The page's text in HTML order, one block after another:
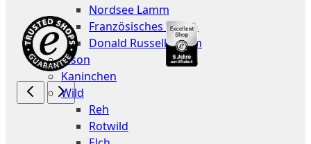
Nordsee Lamm
Französisches Lamm
Donald Russell Lamm
Bison
Kaninchen
Wild
Reh
Rotwild